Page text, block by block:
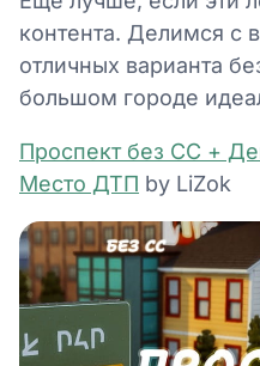
контента. Делимся с
отличных варианта
большом городе
Проспект без СС +
Место ДТП by LiZok